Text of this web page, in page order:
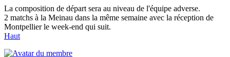
La composition de départ sera au niveau de l'équipe adverse.
2 matchs à la Meinau dans la même semaine avec la réception de
Montpellier le week-end qui suit.
Haut